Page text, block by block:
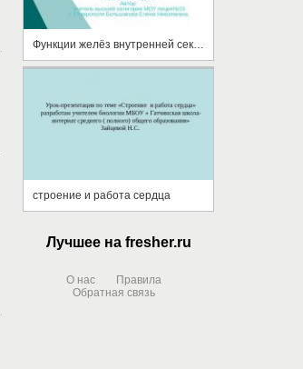
Функции желёз внутренней секреции
строение и работа сердца
Лучшее на fresher.ru
О нас
Правила
Обратная связь